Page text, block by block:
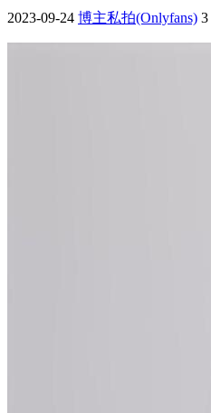
2023-09-24 博主私拍(Onlyfans) 3